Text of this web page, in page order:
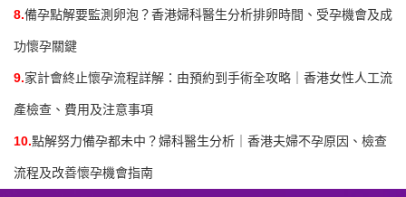
8.備孕點解要監測卵泡？香港婦科醫生分析排卵時間、受孕機會及成
功懷孕關鍵
9.家計會終止懷孕流程詳解：由預約到手術全攻略｜香港女性人工流
產檢查、費用及注意事項
10.點解努力備孕都未中？婦科醫生分析｜香港夫婦不孕原因、檢查
流程及改善懷孕機會指南